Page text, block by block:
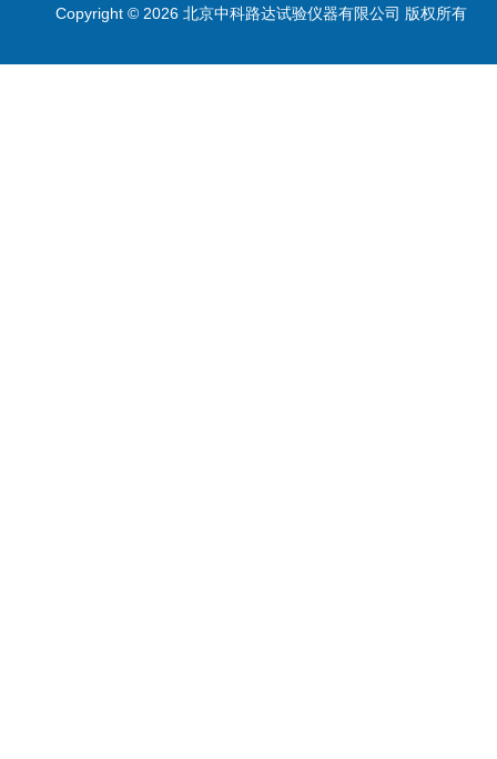
Copyright © 2026 北京中科路达试验仪器有限公司 版权所有